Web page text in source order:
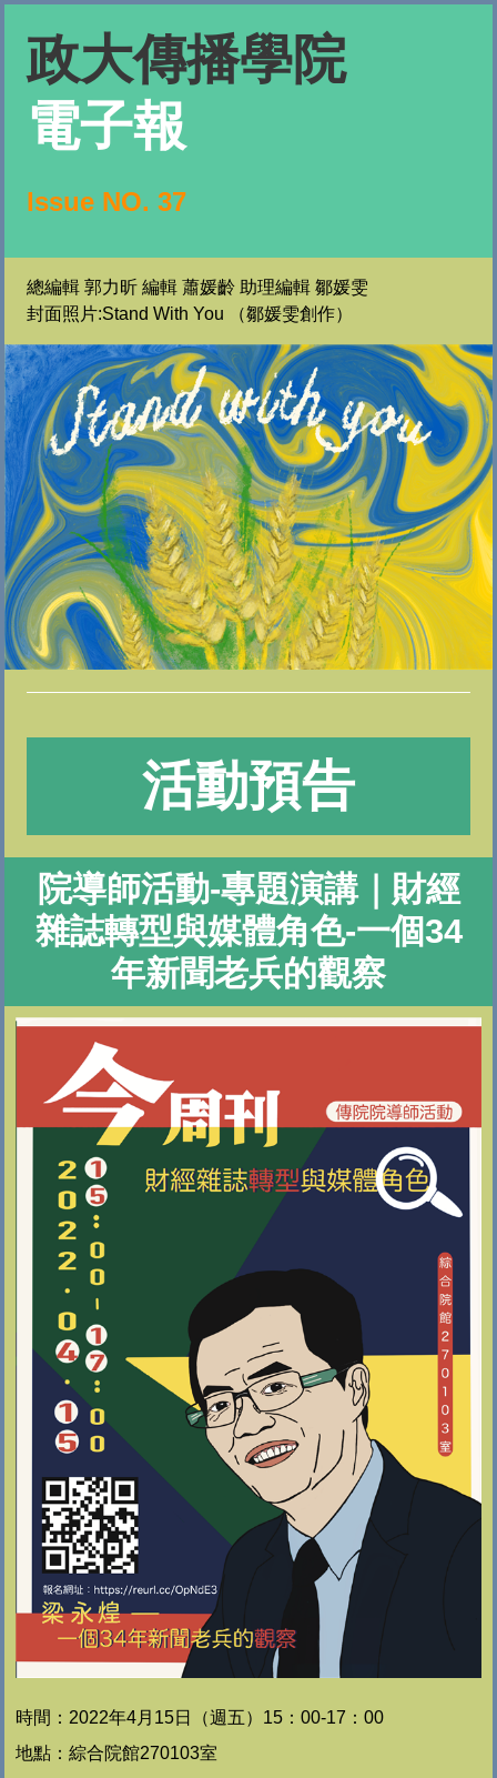
政大傳播學院
電子報
Issue NO. 37
總編輯 郭力昕 編輯 蕭媛齡 助理編輯 鄒媛雯
封面照片:Stand With You （鄒媛雯創作）
活動預告
院導師活動-專題演講｜財經
雜誌轉型與媒體角色-一個34
年新聞老兵的觀察
時間：2022年4月15日（週五）15 ：00-17：00
地點：綜合院館270103室